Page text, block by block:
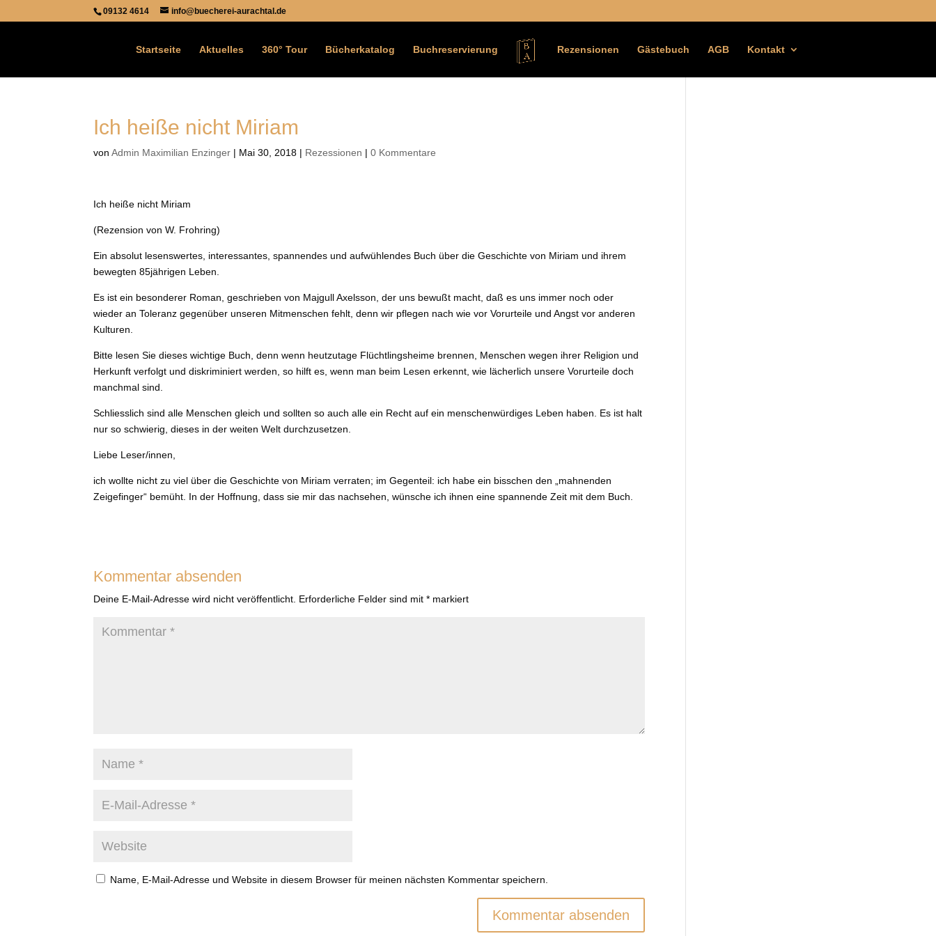
09132 4614 info@buecherei-aurachtal.de
Startseite Aktuelles 360° Tour Bücherkatalog Buchreservierung Rezensionen Gästebuch AGB Kontakt
Ich heiße nicht Miriam
vonAdmin Maximilian Enzinger | Mai 30, 2018 | Rezessionen |0 Kommentare
Ich heiße nicht Miriam
(Rezension von W. Frohring)
Ein absolut lesenswertes, interessantes, spannendes und aufwühlendes Buch über die Geschichte von Miriam und ihrem
bewegten 85jährigen Leben.
Es ist ein besonderer Roman, geschrieben von Majgull Axelsson, der uns bewußt macht, daß es uns immer noch oder
wieder an Toleranz gegenüber unseren Mitmenschen fehlt, denn wir pflegen nach wie vor Vorurteile und Angst vor anderen
Kulturen.
Bitte lesen Sie dieses wichtige Buch, denn wenn heutzutage Flüchtlingsheime brennen, Menschen wegen ihrer Religion und
Herkunft verfolgt und diskriminiert werden, so hilft es, wenn man beim Lesen erkennt, wie lächerlich unsere Vorurteile doch
manchmal sind.
Schliesslich sind alle Menschen gleich und sollten so auch alle ein Recht auf ein menschenwürdiges Leben haben. Es ist halt
nur so schwierig, dieses in der weiten Welt durchzusetzen.
Liebe Leser/innen,
ich wollte nicht zu viel über die Geschichte von Miriam verraten; im Gegenteil: ich habe ein bisschen den „mahnenden
Zeigefinger“ bemüht. In der Hoffnung, dass sie mir das nachsehen, wünsche ich ihnen eine spannende Zeit mit dem Buch.
Kommentar absenden
Deine E-Mail-Adresse wird nicht veröffentlicht. Erforderliche Felder sind mit* markiert
Name, E-Mail-Adresse und Website in diesem Browser für meinen nächsten Kommentar speichern.